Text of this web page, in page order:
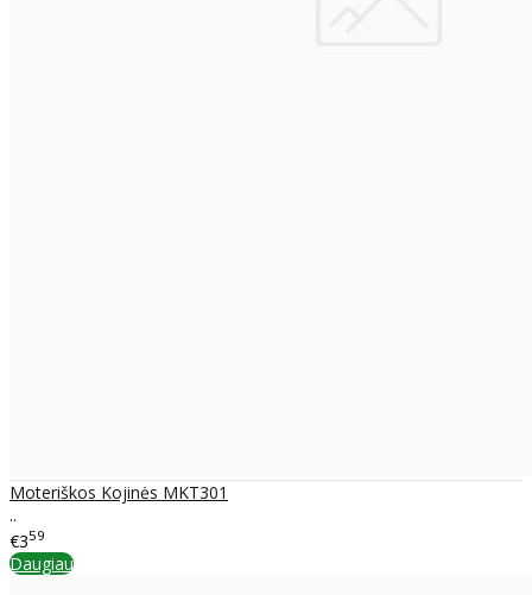
Moteriškos Kojinės MKT301
..
€359
Daugiau